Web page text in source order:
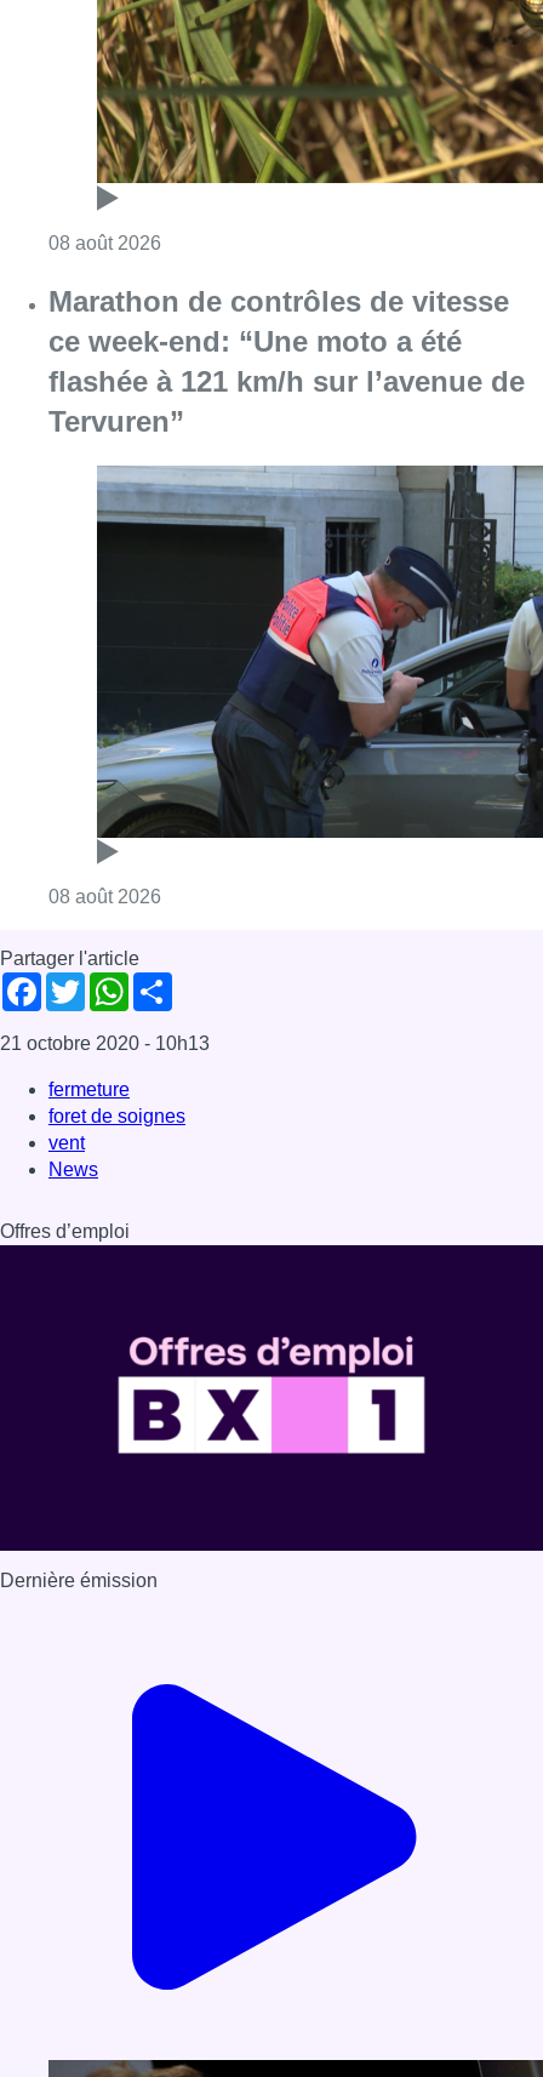
08 août 2026
Marathon de contrôles de vitesse
ce week-end: “Une moto a été
flashée à 121 km/h sur l’avenue de
Tervuren”
08 août 2026
Partager l'article
Facebook
TwitterWhatsApp
21 octobre 2020 - 10h13
fermeture
foret de soignes
vent
News
Offres d’emploi
Dernière émission